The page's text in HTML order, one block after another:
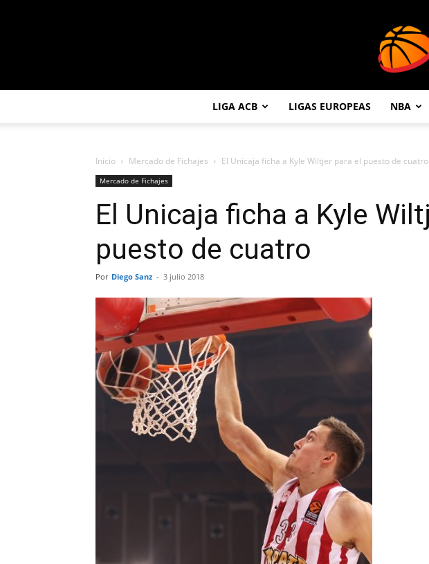
LIGA ACB LIGAS EUROPEAS NBA
Inicio Mercado de Fichajes El Unicaja ficha a Kyle Wiltjer para el puesto de cuatro
Mercado de Fichajes
El Unicaja ficha a Kyle
puesto de cuatro
Por Diego Sanz - 3 julio 2018